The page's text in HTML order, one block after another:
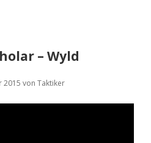
– Wyld
2015 von Taktiker